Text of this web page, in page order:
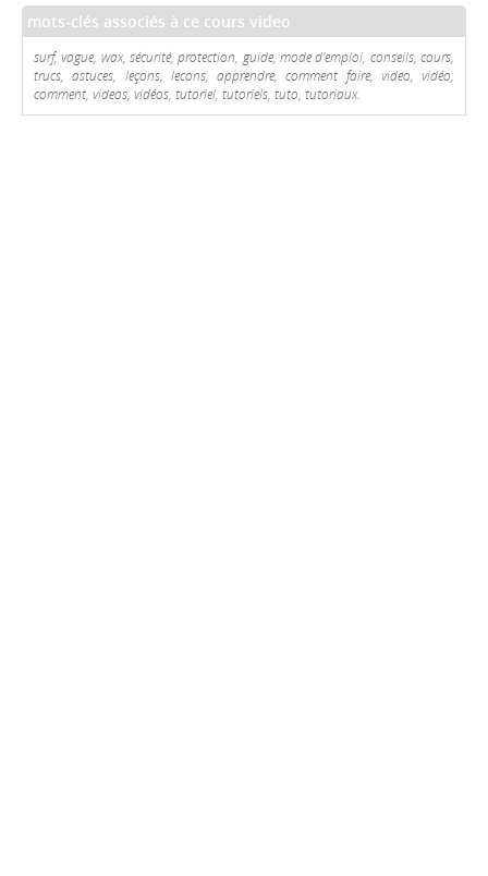
mots-clés associés à ce cours video
surf, vague, wax, sécurité, protection, guide, mode d'emploi, conseils, cours,
trucs, astuces, leçons, lecons, apprendre, comment faire, video, vidéo,
comment, videos, vidéos, tutoriel, tutoriels, tuto, tutoriaux.